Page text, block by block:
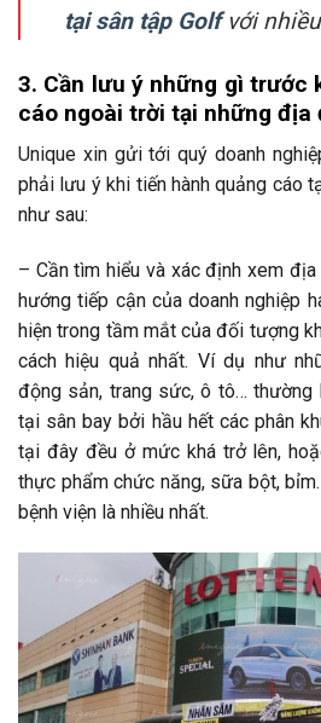
tại sân tập Golfvới
3. Cần lưu ý những gì trước
cáo ngoài trời tại những địa
Unique xin gửi tới quý doanh
phải lưu ý khi tiến hành quảng cáo
như sau:
– Cần tìm hiểu và xác định xem
hướng tiếp cận của doanh nghiệp
hiện trong tầm mắt của đối tượng
cách hiệu quả nhất. Ví dụ như
động sản, trang sức, ô tô… thường
tại sân bay bởi hầu hết các phân
tại đây đều ở mức khá trở lên,
thực phẩm chức năng, sữa bột,
bệnh viện là nhiều nhất.